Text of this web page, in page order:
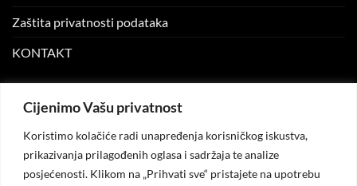
Cijenimo Vašu privatnost
Koristimo kolačiće radi unapređenja korisničkog iskustva,
prikazivanja prilagođenih oglasa i sadržaja te analize
posjećenosti. Klikom na „Prihvati sve“ pristajete na upotrebu
Zaštita privatnosti podataka
KONTAKT
Moj nalog
Moje narudžbe